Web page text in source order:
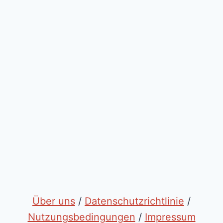
Über uns / Datenschutzrichtlinie /
Nutzungsbedingungen / Impressum